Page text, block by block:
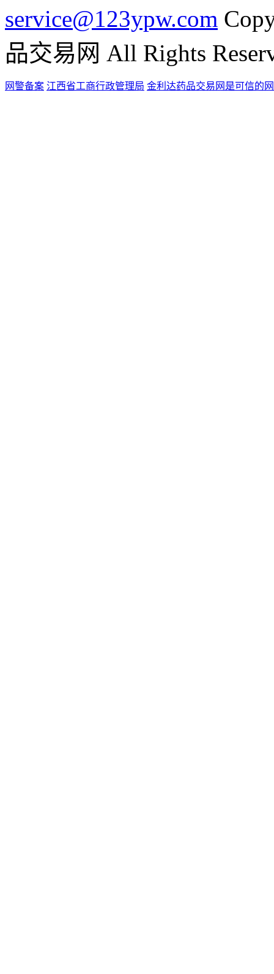
service@123ypw.com
品交易网 All Rights
网警备案 江西省工商行政管理局 金利达药品交易网是可信的